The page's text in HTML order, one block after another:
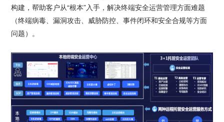
构建，帮助客户从“根本”入手，解决终端安全运营管理方面难题
（终端病毒、漏洞攻击、威胁防控、事件闭环和安全合规等方面
问题）。